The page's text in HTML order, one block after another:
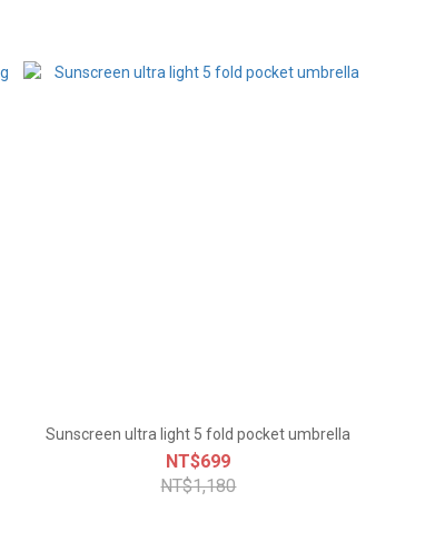
Sunscreen ultra light 5 fold pocket umbrella
NT$699
NT$1,180